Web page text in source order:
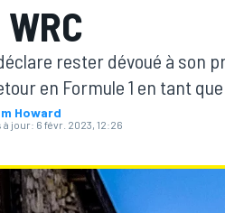
rester dévoué à son
en Formule 1 en tant
Howard
à jour: 6 févr. 2023, 12:26